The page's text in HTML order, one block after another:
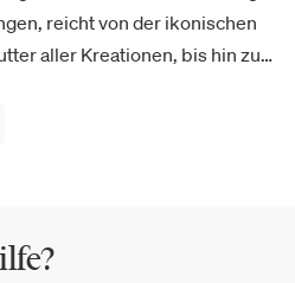
reicht von der ikonischen
aller Kreationen, bis hin zu
Lumina